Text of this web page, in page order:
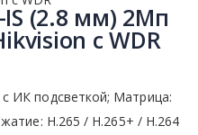
IS (2.8 мм) 2Мп
с WDR
ИК подсветкой; Матрица:
Н.265 / Н.265+ / H.264